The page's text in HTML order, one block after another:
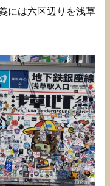
には六区辺りを浅草